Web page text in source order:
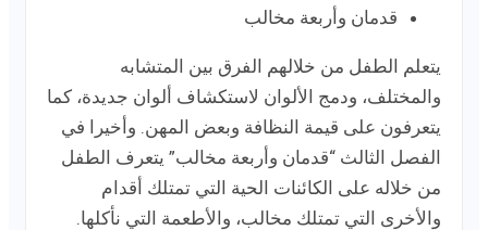
قدمان وأربعة مخالب
يتعلم الطفل من خلالهم الفرق بين المتشابه
والمختلف، ودمج الألوان لاستكشاف ألوان جديدة، كما
يتعرفون على قيمة النظافة وبعض المهن. وأخيرا في
الفصل الثالث “قدمان وأربعة مخالب” يتعرف الطفل
من خلاله على الكائنات الحية التي تمتلك أقدام
والأخرى التي تمتلك مخالب، والأطعمة التي نأكلها.